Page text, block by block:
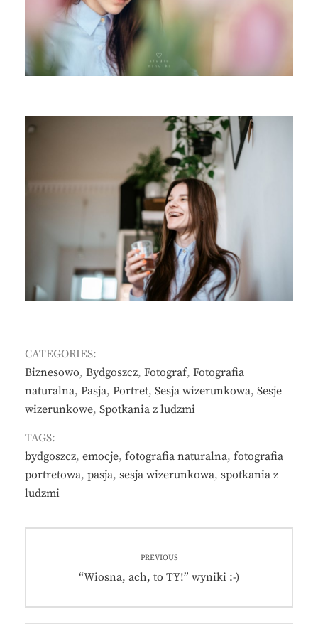
CATEGORIES:
Biznesowo, Bydgoszcz, Fotograf, Fotografia
naturalna, Pasja, Portret, Sesja wizerunkowa, Sesje
wizerunkowe, Spotkania z ludzmi
TAGS:
bydgoszcz, emocje, fotografia naturalna, fotografia
portretowa, pasja, sesja wizerunkowa, spotkania z
ludzmi
wpisu
PREVIOUS
Previous
“Wiosna, ach, to TY!” wyniki :-)